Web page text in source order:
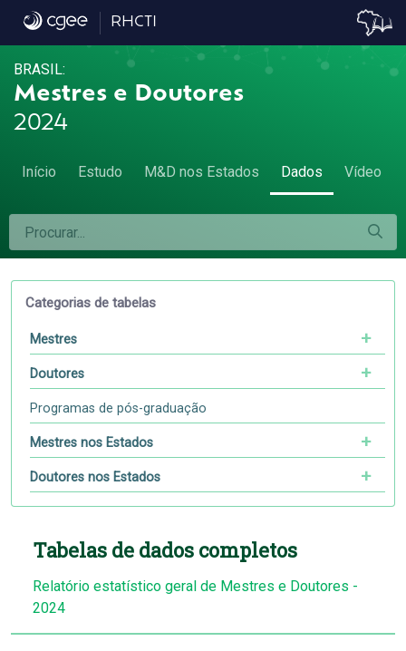
Dados RHCTI
BRASIL:
Mestres e Doutores
2024
Início Estudo M&D nos Estados Dados Vídeo
Categorias de tabelas
Mestres
Doutores
Programas de pós-graduação
Mestres nos Estados
Doutores nos Estados
Tabelas de dados completos
Relatório estatístico geral de Mestres e Doutores -
2024